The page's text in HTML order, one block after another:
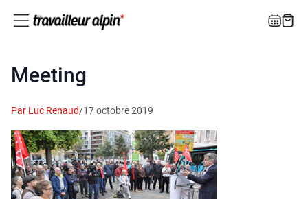
Meeting
Par Luc Renaud/17 octobre 2019